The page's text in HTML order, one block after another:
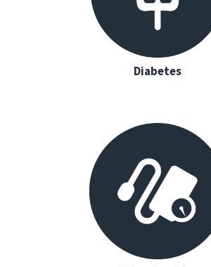
Diabetes